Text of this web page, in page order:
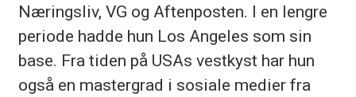
Næringsliv, VG og Aftenposten. I en lengre
periode hadde hun Los Angeles som sin
base. Fra tiden på USAs vestkyst har hun
også en mastergrad i sosiale medier fra